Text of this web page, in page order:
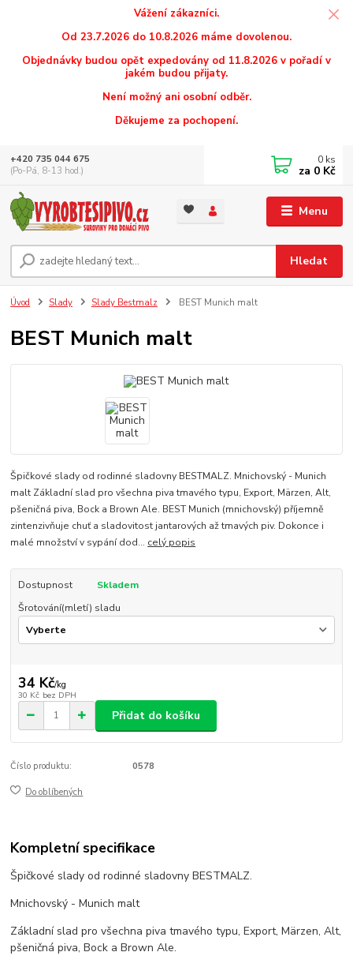
Vážení zákazníci.
Od 23.7.2026 do 10.8.2026 máme dovolenou.
Objednávky budou opět expedovány od 11.8.2026 v pořadí v
jakém budou přijaty.
Není možný ani osobní odběr.
Děkujeme za pochopení.
Menu
Hledat
+420 735 044 675
(Po-Pá, 8-13 hod.)
0 ks
za 0 Kč
Úvod Slady Slady Bestmalz BEST Munich malt
BEST Munich malt
Špičkové slady od rodinné sladovny BESTMALZ. Mnichovský - Munich
malt Základní slad pro všechna piva tmavého typu, Export, Märzen, Alt,
pšeničná piva, Bock a Brown Ale. BEST Munich (mnichovský) příjemně
zintenzivňuje chuť a sladovitost jantarových až tmavých piv. Dokonce i
malé množství v sypání dod... celý popis
Dostupnost
Skladem
Šrotování(mletí) sladu
34 Kč/kg
30 Kč bez DPH
Přidat do košíku
Číslo produktu: 0578
Do oblíbených
Kompletní specifikace
Špičkové slady od rodinné sladovny BESTMALZ.
Mnichovský - Munich malt
Základní slad pro všechna piva tmavého typu, Export, Märzen, Alt,
pšeničná piva, Bock a Brown Ale.